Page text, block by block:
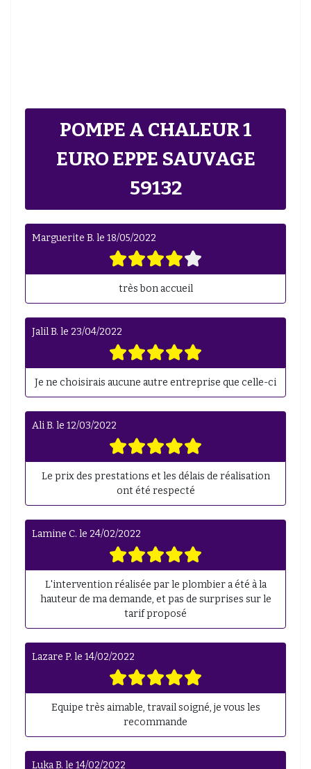
POMPE A CHALEUR 1
EURO EPPE SAUVAGE
59132
Marguerite B. le 18/05/2022
très bon accueil
Jalil B. le 23/04/2022
Je ne choisirais aucune autre entreprise que celle-ci
Ali B. le 12/03/2022
Le prix des prestations et les délais de réalisation
ont été respecté
Lamine C. le 24/02/2022
L'intervention réalisée par le plombier a été à la
hauteur de ma demande, et pas de surprises sur le
tarif proposé
Lazare P. le 14/02/2022
Equipe très aimable, travail soigné, je vous les
recommande
Luka B. le 14/02/2022